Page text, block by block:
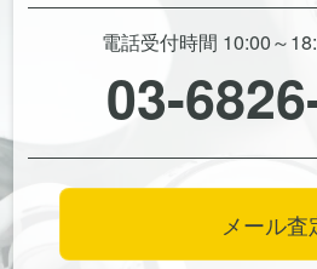
電話受付時間 10:00～
03-
メール査